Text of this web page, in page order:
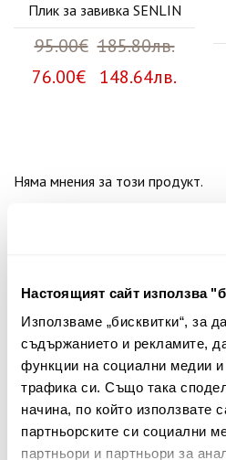
Настоящият сайт използва
Използваме „бисквитки“, за
съдържанието и рекламите,
функции на социални медии
трафика си. Също така
начина, по който използвате
партньорските си социални
партньори и партньори за
Плик за завивка SENLIN
95.00€ 185.80лв.
76.00€ 148.64лв.
Няма мнения за този продукт.
Споделете
Вашият коментар: